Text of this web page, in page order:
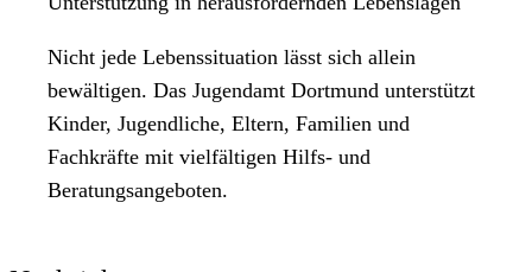
Nicht jede Lebenssituation lässt sich allein
bewältigen. Das Jugendamt Dortmund unterstützt
Kinder, Jugendliche, Eltern, Familien und
Fachkräfte mit vielfältigen Hilfs- und
Beratungsangeboten.